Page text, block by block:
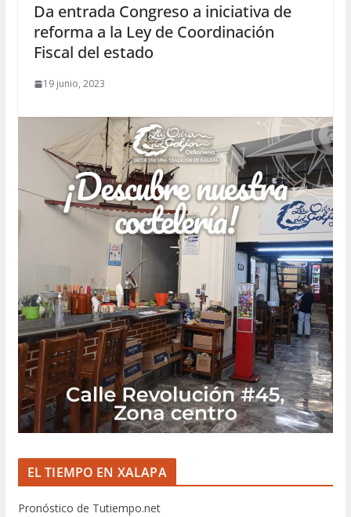
Da entrada Congreso a iniciativa de
reforma a la Ley de Coordinación
Fiscal del estado
19 junio, 2023
EL TIEMPO EN XALAPA
Pronóstico de Tutiempo.net